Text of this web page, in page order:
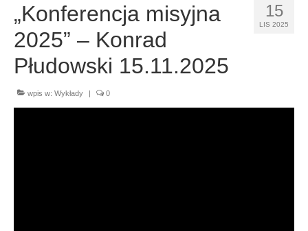
15
LIS 2025
„Konferencja misyjna
2025” – Konrad
Płudowski 15.11.2025
wpis w: Wykłady | 0